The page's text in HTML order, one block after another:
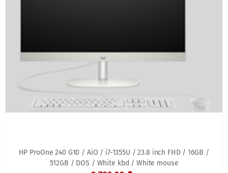
HP ProOne 240 G10 / AiO / i7-1355U / 23.8 inch FHD / 16GB /
512GB / DOS / White kbd / White mouse